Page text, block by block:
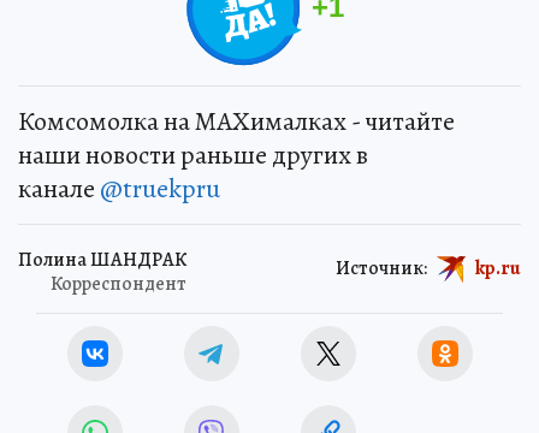
+1
Комсомолка на MAXималках - читайте
наши новости раньше других в
канале @truekpru
Полина ШАНДРАК
Корреспондент
Источник: kp.ru